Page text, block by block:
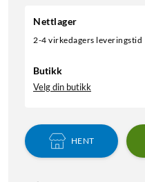
Nettlager
2-4 virkedagers leveringstid
Butikk
Velg din butikk
HENT